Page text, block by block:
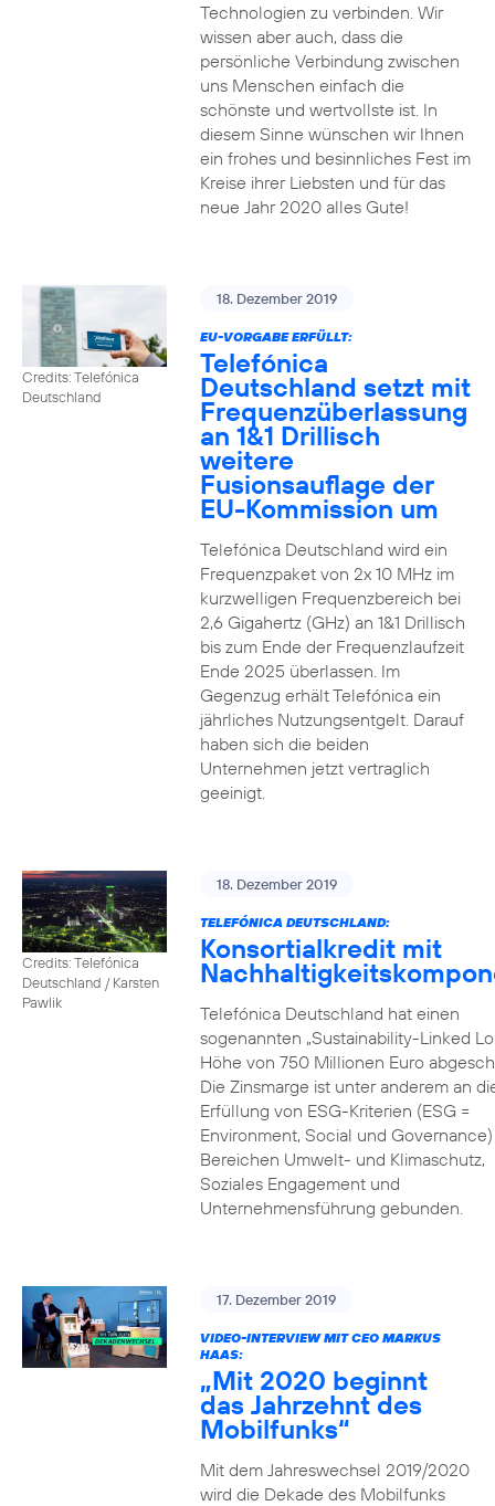
Technologien zu verbinden. Wir
wissen aber auch, dass die
persönliche Verbindung zwischen
uns Menschen einfach die
schönste und wertvollste ist. In
diesem Sinne wünschen wir Ihnen
ein frohes und besinnliches Fest im
Kreise ihrer Liebsten und für das
neue Jahr 2020 alles Gute!
Credits: Telefónica
Deutschland
18. Dezember 2019
EU-VORGABE ERFÜLLT:
Telefónica
Deutschland setzt mit
Frequenzüberlassung
an 1&1 Drillisch
weitere
Fusionsauflage der
EU-Kommission um
Telefónica Deutschland wird ein
Frequenzpaket von 2x 10 MHz im
kurzwelligen Frequenzbereich bei
2,6 Gigahertz (GHz) an 1&1 Drillisch
bis zum Ende der Frequenzlaufzeit
Ende 2025 überlassen. Im
Gegenzug erhält Telefónica ein
jährliches Nutzungsentgelt. Darauf
haben sich die beiden
Unternehmen jetzt vertraglich
geeinigt.
Credits: Telefónica
Deutschland / Karsten
Pawlik
18. Dezember 2019
TELEFÓNICA DEUTSCHLAND:
Konsortialkredit mit
Telefónica Deutschland hat einen
sogenannten „Sustainability-Linked
Höhe von 750 Millionen Euro
Die Zinsmarge ist unter anderem an
Erfüllung von ESG-Kriterien (ESG =
Environment, Social und
Bereichen Umwelt- und Klimaschutz,
Soziales Engagement und
Unternehmensführung gebunden.
17. Dezember 2019
VIDEO-INTERVIEW MIT CEO MARKUS
HAAS:
„Mit 2020 beginnt
das Jahrzehnt des
Mobilfunks“
Mit dem Jahreswechsel 2019/2020
wird die Dekade des Mobilfunks